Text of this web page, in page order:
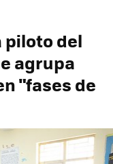
piloto del
agrupa
"fases de